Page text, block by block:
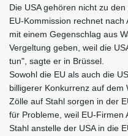
Die USA gehören nicht zu
EU-Kommission rechnet
mit einem Gegenschlag aus
Vergeltung geben, weil die
tun", sagte er in Brüssel.
Sowohl die EU als auch die
billigerer Konkurrenz auf dem
Zölle auf Stahl sorgen in der
für Probleme, weil EU-Firmen
Stahl anstelle der USA in die